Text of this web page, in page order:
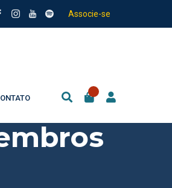
Associe-se